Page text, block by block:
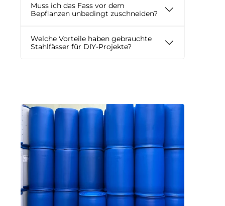
Muss ich das Fass vor dem
Bepflanzen unbedingt zuschneiden?
Welche Vorteile haben gebrauchte
Stahlfässer für DIY-Projekte?